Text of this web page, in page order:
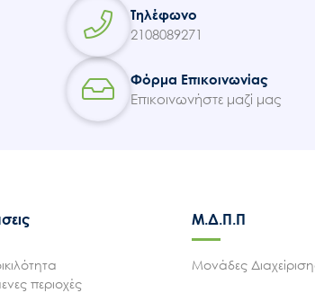
Τηλέφωνο
2108089271
Φόρμα Επικοινωνίας
Επικοινωνήστε μαζί μας
περιοχές
Μ.Δ.Π.Π
Μονάδες